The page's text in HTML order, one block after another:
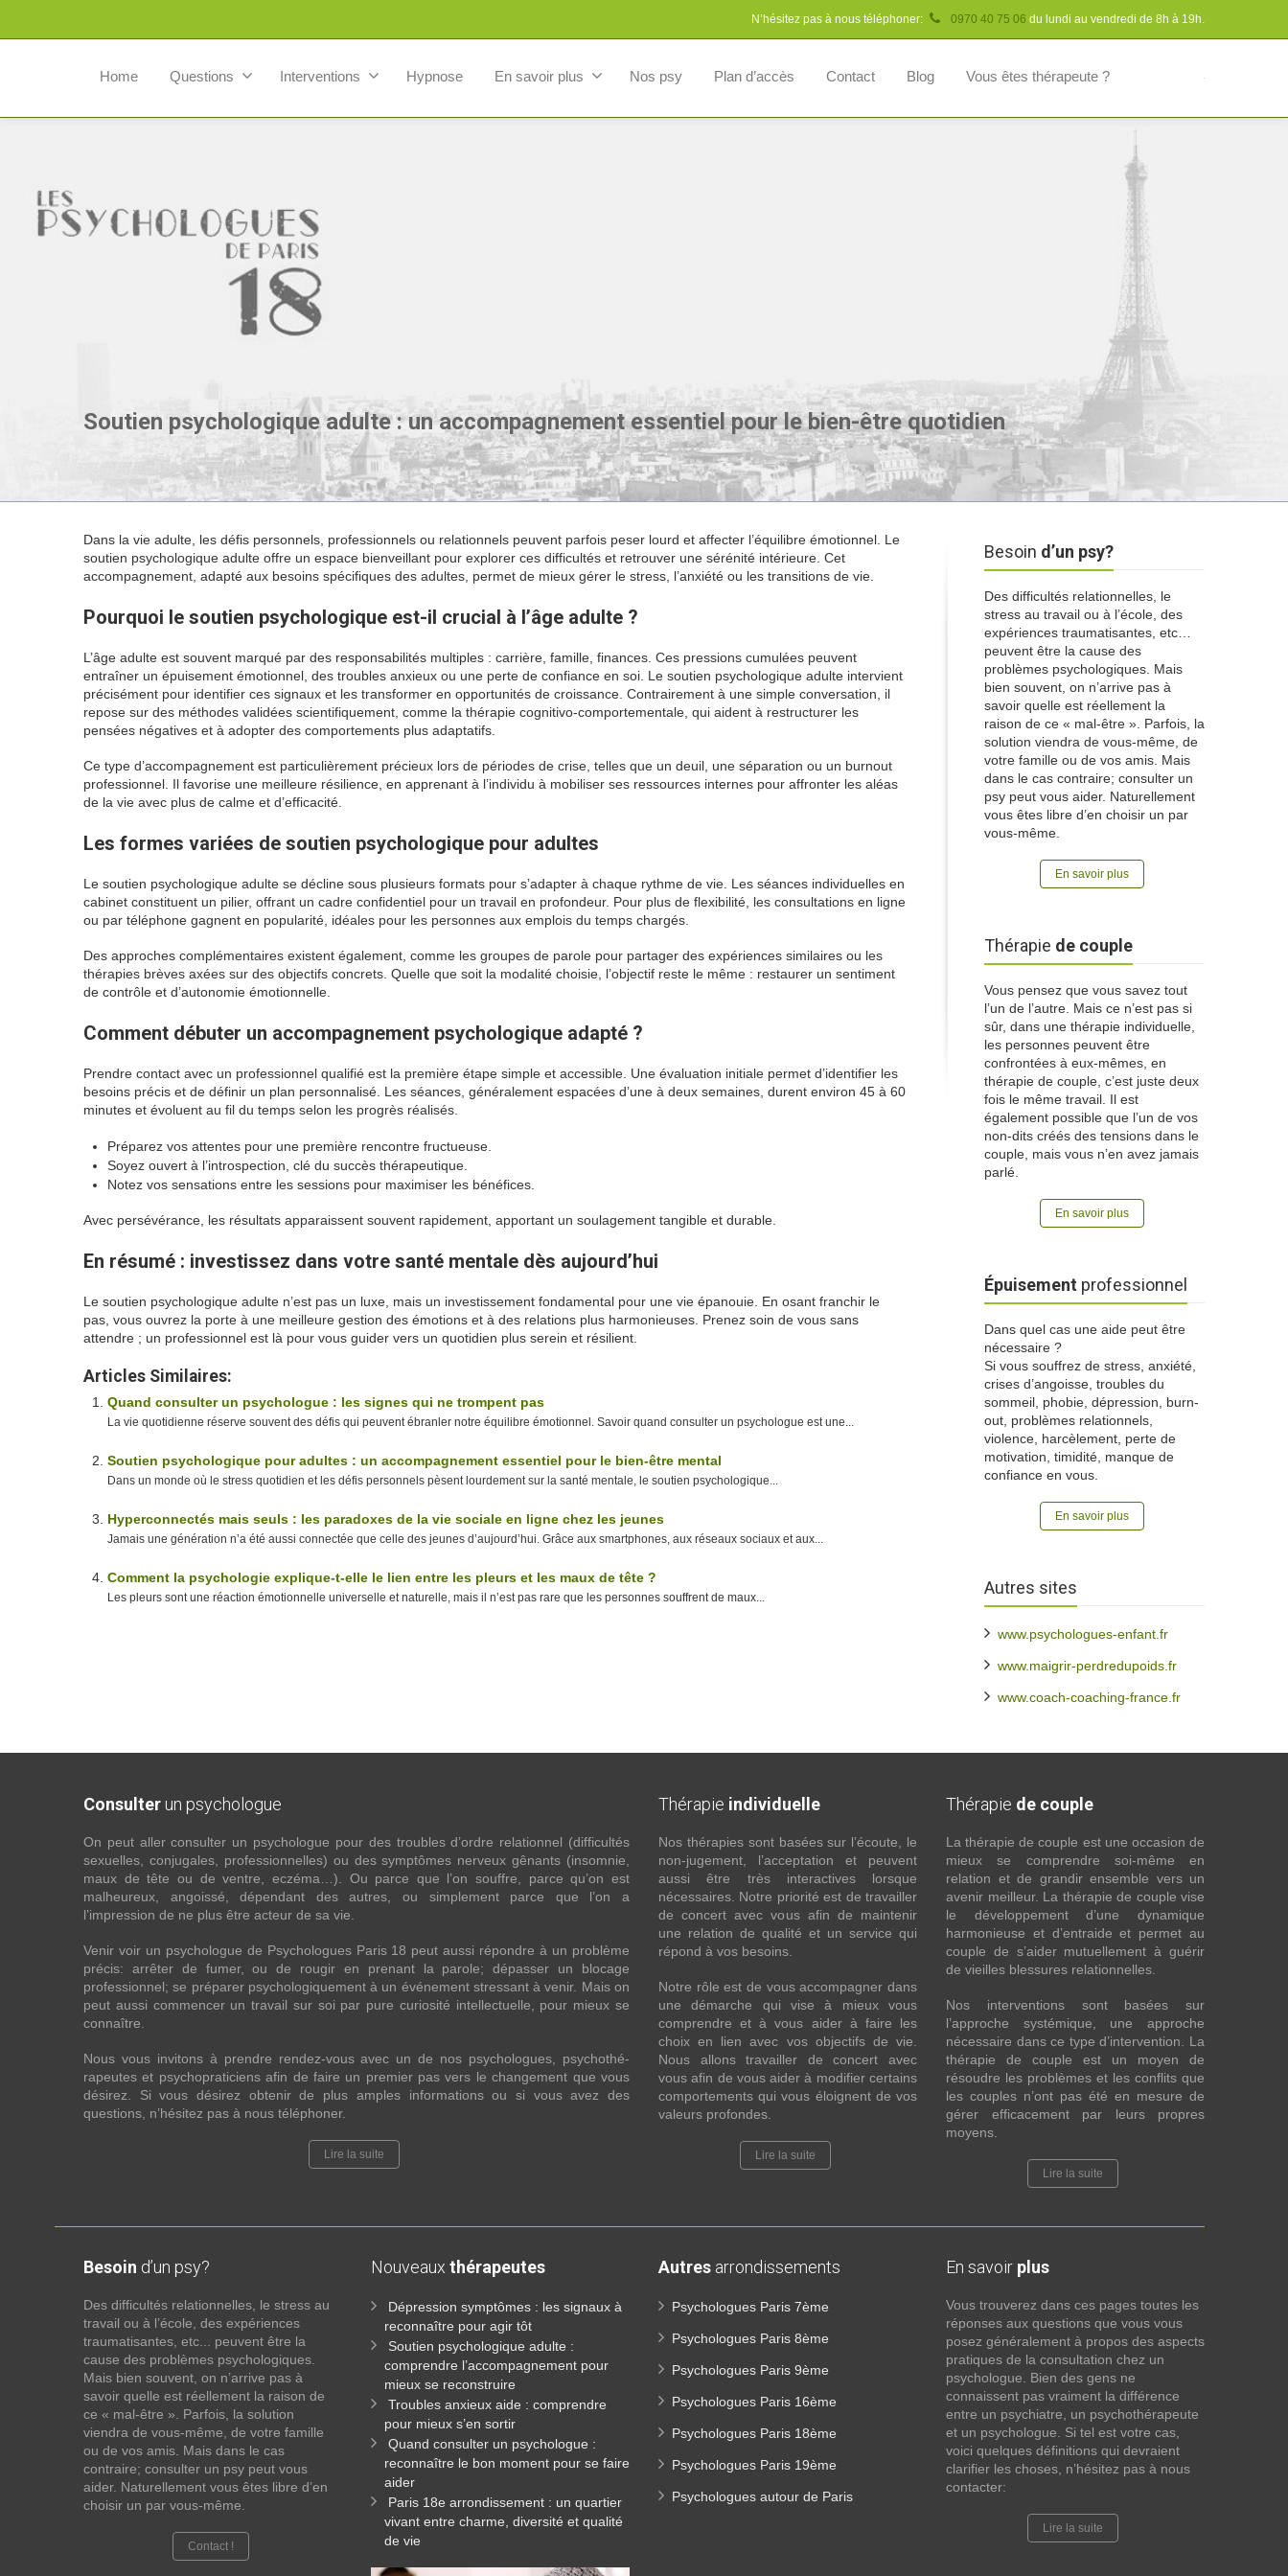
N’hésitez pas à nous téléphoner: 0970 40 75 06 du lundi au vendredi de 8h à 19h.
Home Questions Interventions Hypnose En savoir plus Nos psy Plan d’accès Contact Blog Vous êtes thérapeute ?
Soutien psychologique adulte : un accompagnement essentiel pour le bien-être quotidien
Dans la vie adulte, les défis personnels, professionnels ou relationnels peuvent parfois peser lourd et affecter l’équilibre émotionnel. Le
soutien psychologique adulte offre un espace bienveillant pour explorer ces difficultés et retrouver une sérénité intérieure. Cet
accompagnement, adapté aux besoins spécifiques des adultes, permet de mieux gérer le stress, l’anxiété ou les transitions de vie.
Pourquoi le soutien psychologique est-il crucial à l’âge adulte ?
L’âge adulte est souvent marqué par des responsabilités multiples : carrière, famille, finances. Ces pressions cumulées peuvent
entraîner un épuisement émotionnel, des troubles anxieux ou une perte de confiance en soi. Le soutien psychologique adulte intervient
précisément pour identifier ces signaux et les transformer en opportunités de croissance. Contrairement à une simple conversation, il
repose sur des méthodes validées scientifiquement, comme la thérapie cognitivo-comportementale, qui aident à restructurer les
pensées négatives et à adopter des comportements plus adaptatifs.
Ce type d’accompagnement est particulièrement précieux lors de périodes de crise, telles que un deuil, une séparation ou un burnout
professionnel. Il favorise une meilleure résilience, en apprenant à l’individu à mobiliser ses ressources internes pour affronter les aléas
de la vie avec plus de calme et d’efficacité.
Les formes variées de soutien psychologique pour adultes
Le soutien psychologique adulte se décline sous plusieurs formats pour s’adapter à chaque rythme de vie. Les séances individuelles en
cabinet constituent un pilier, offrant un cadre confidentiel pour un travail en profondeur. Pour plus de flexibilité, les consultations en ligne
ou par téléphone gagnent en popularité, idéales pour les personnes aux emplois du temps chargés.
Des approches complémentaires existent également, comme les groupes de parole pour partager des expériences similaires ou les
thérapies brèves axées sur des objectifs concrets. Quelle que soit la modalité choisie, l’objectif reste le même : restaurer un sentiment
de contrôle et d’autonomie émotionnelle.
Comment débuter un accompagnement psychologique adapté ?
Prendre contact avec un professionnel qualifié est la première étape simple et accessible. Une évaluation initiale permet d’identifier les
besoins précis et de définir un plan personnalisé. Les séances, généralement espacées d’une à deux semaines, durent environ 45 à 60
minutes et évoluent au fil du temps selon les progrès réalisés.
Préparez vos attentes pour une première rencontre fructueuse.
Soyez ouvert à l’introspection, clé du succès thérapeutique.
Notez vos sensations entre les sessions pour maximiser les bénéfices.
Avec persévérance, les résultats apparaissent souvent rapidement, apportant un soulagement tangible et durable.
En résumé : investissez dans votre santé mentale dès aujourd’hui
Le soutien psychologique adulte n’est pas un luxe, mais un investissement fondamental pour une vie épanouie. En osant franchir le
pas, vous ouvrez la porte à une meilleure gestion des émotions et à des relations plus harmonieuses. Prenez soin de vous sans
attendre ; un professionnel est là pour vous guider vers un quotidien plus serein et résilient.
Articles Similaires:
Quand consulter un psychologue : les signes qui ne trompent pas
La vie quotidienne réserve souvent des défis qui peuvent ébranler notre équilibre émotionnel. Savoir quand consulter un psychologue est une...
Soutien psychologique pour adultes : un accompagnement essentiel pour le bien-être mental
Dans un monde où le stress quotidien et les défis personnels pèsent lourdement sur la santé mentale, le soutien psychologique...
Hyperconnectés mais seuls : les paradoxes de la vie sociale en ligne chez les jeunes
Jamais une génération n’a été aussi connectée que celle des jeunes d’aujourd’hui. Grâce aux smartphones, aux réseaux sociaux et aux...
Comment la psychologie explique-t-elle le lien entre les pleurs et les maux de tête ?
Les pleurs sont une réaction émotionnelle universelle et naturelle, mais il n’est pas rare que les personnes souffrent de maux...
Besoin d’un psy?
Des difficultés relationnelles, le
stress au travail ou à l’école, des
expériences traumatisantes, etc…
peuvent être la cause des
problèmes psychologiques. Mais
bien souvent, on n’arrive pas à
savoir quelle est réellement la
raison de ce « mal-être ». Parfois, la
solution viendra de vous-même, de
votre famille ou de vos amis. Mais
dans le cas contraire; consulter un
psy peut vous aider. Naturellement
vous êtes libre d’en choisir un par
vous-même.
En savoir plus
Thérapie de couple
Vous pensez que vous savez tout
l’un de l’autre. Mais ce n’est pas si
sûr, dans une thérapie individuelle,
les personnes peuvent être
confrontées à eux-mêmes, en
thérapie de couple, c’est juste deux
fois le même travail. Il est
également possible que l’un de vos
non-dits créés des tensions dans le
couple, mais vous n’en avez jamais
parlé.
En savoir plus
Épuisement professionnel
Dans quel cas une aide peut être
nécessaire ?
Si vous souffrez de stress, anxiété,
crises d’angoisse, troubles du
sommeil, phobie, dépression, burn-
out, problèmes relationnels,
violence, harcèlement, perte de
motivation, timidité, manque de
confiance en vous.
En savoir plus
Autres sites
www.psychologues-enfant.fr
www.maigrir-perdredupoids.fr
www.coach-coaching-france.fr
Consulter un psychologue
On peut aller consulter un psychologue pour des troubles d’ordre relationnel (difficultés
sexuelles, conjugales, professionnelles) ou des symptômes nerveux gênants (insomnie,
maux de tête ou de ventre, eczéma…). Ou parce que l’on souffre, parce qu’on est
malheureux, angoissé, dépendant des autres, ou simplement parce que l’on a
l’impression de ne plus être acteur de sa vie.
Venir voir un psychologue de Psychologues Paris 18 peut aussi répondre à un problème
précis: arrêter de fumer, ou de rougir en prenant la parole; dépasser un blocage
professionnel; se préparer psychologiquement à un événement stressant à venir. Mais on
peut aussi commencer un travail sur soi par pure curiosité intellectuelle, pour mieux se
connaître.
Nous vous invitons à prendre rendez-vous avec un de nos psychologues, psychothé-
rapeutes et psychopraticiens afin de faire un premier pas vers le changement que vous
désirez. Si vous désirez obtenir de plus amples informations ou si vous avez des
questions, n’hésitez pas à nous téléphoner.
Lire la suite
Thérapie individuelle
Nos thérapies sont basées sur l’écoute, le
non-jugement, l’acceptation et peuvent
aussi être très interactives lorsque
nécessaires. Notre priorité est de travailler
de concert avec vous afin de maintenir
une relation de qualité et un service qui
répond à vos besoins.
Notre rôle est de vous accompagner dans
une démarche qui vise à mieux vous
comprendre et à vous aider à faire les
choix en lien avec vos objectifs de vie.
Nous allons travailler de concert avec
vous afin de vous aider à modifier certains
comportements qui vous éloignent de vos
valeurs profondes.
Lire la suite
Thérapie de couple
La thérapie de couple est une occasion de
mieux se comprendre soi-même en
relation et de grandir ensemble vers un
avenir meilleur. La thérapie de couple vise
le développement d’une dynamique
harmonieuse et d’entraide et permet au
couple de s’aider mutuellement à guérir
de vieilles blessures relationnelles.
Nos interventions sont basées sur
l’approche systémique, une approche
nécessaire dans ce type d’intervention. La
thérapie de couple est un moyen de
résoudre les problèmes et les conflits que
les couples n’ont pas été en mesure de
gérer efficacement par leurs propres
moyens.
Lire la suite
Besoin d’un psy?
Des difficultés relationnelles, le stress au
travail ou à l’école, des expériences
traumatisantes, etc... peuvent être la
cause des problèmes psychologiques.
Mais bien souvent, on n’arrive pas à
savoir quelle est réellement la raison de
ce « mal-être ». Parfois, la solution
viendra de vous-même, de votre famille
ou de vos amis. Mais dans le cas
contraire; consulter un psy peut vous
aider. Naturellement vous êtes libre d’en
choisir un par vous-même.
Contact !
Nouveaux thérapeutes
Dépression symptômes : les signaux à
reconnaître pour agir tôt
Soutien psychologique adulte :
comprendre l’accompagnement pour
mieux se reconstruire
Troubles anxieux aide : comprendre
pour mieux s’en sortir
Quand consulter un psychologue :
reconnaître le bon moment pour se faire
aider
Paris 18e arrondissement : un quartier
vivant entre charme, diversité et qualité
de vie
Autres arrondissements
Psychologues Paris 7ème
Psychologues Paris 8ème
Psychologues Paris 9ème
Psychologues Paris 16ème
Psychologues Paris 18ème
Psychologues Paris 19ème
Psychologues autour de Paris
En savoir plus
Vous trouverez dans ces pages toutes les
réponses aux questions que vous vous
posez généralement à propos des aspects
pratiques de la consultation chez un
psychologue. Bien des gens ne
connaissent pas vraiment la différence
entre un psychiatre, un psychothérapeute
et un psychologue. Si tel est votre cas,
voici quelques définitions qui devraient
clarifier les choses, n’hésitez pas à nous
contacter:
Lire la suite